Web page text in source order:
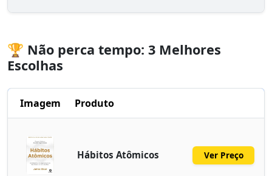
🏆 Não perca tempo: 3 Melhores
Escolhas
Imagem Produto
Hábitos Atômicos Ver Preço